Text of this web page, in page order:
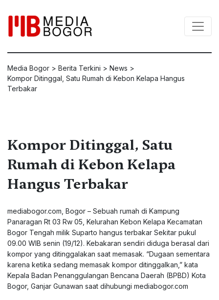
Media Bogor > Berita Terkini > News >
Kompor Ditinggal, Satu Rumah di Kebon Kelapa Hangus
Terbakar
Kompor Ditinggal, Satu
Rumah di Kebon Kelapa
Hangus Terbakar
mediabogor.com, Bogor – Sebuah rumah di Kampung
Panaragan Rt 03 Rw 05, Kelurahan Kebon Kelapa Kecamatan
Bogor Tengah milik Suparto hangus terbakar Sekitar pukul
09.00 WIB senin (19/12). Kebakaran sendiri diduga berasal dari
kompor yang ditinggalakan saat memasak. “Dugaan sementara
karena ketika sedang memasak kompor ditinggalkan,” kata
Kepala Badan Penanggulangan Bencana Daerah (BPBD) Kota
Bogor, Ganjar Gunawan saat dihubungi mediabogor.com